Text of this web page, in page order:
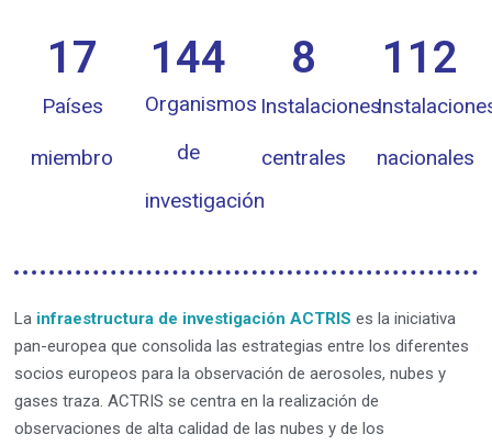
17
Países
miembro
144
Organismos
de
investigación
8
Instalaciones
centrales
112
nacionales
La infraestructura de investigación ACTRIS es la iniciativa
pan-europea que consolida las estrategias entre los diferentes
socios europeos para la observación de aerosoles, nubes y
gases traza. ACTRIS se centra en la realización de
observaciones de alta calidad de las nubes y de los